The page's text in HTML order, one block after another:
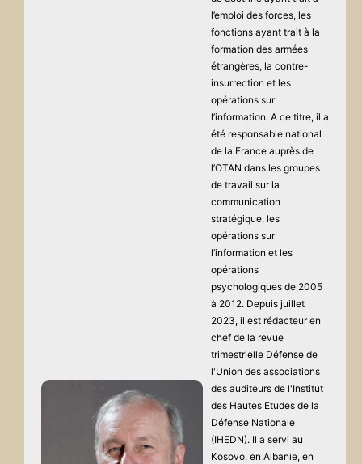
l’emploi des forces, les
fonctions ayant trait à la
formation des armées
étrangères, la contre-
insurrection et les
opérations sur
l’information. A ce titre, il a
été responsable national
de la France auprès de
l’OTAN dans les groupes
de travail sur la
communication
stratégique, les
opérations sur
l’information et les
opérations
psychologiques de 2005
à 2012. Depuis juillet
2023, il est rédacteur en
chef de la revue
trimestrielle Défense de
l'Union des associations
des auditeurs de l'Institut
des Hautes Etudes de la
Défense Nationale
(IHEDN). Il a servi au
Kosovo, en Albanie, en